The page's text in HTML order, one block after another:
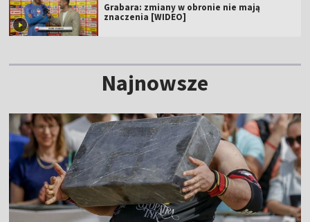
Grabara: zmiany w obronie nie mają
znaczenia [WIDEO]
Najnowsze